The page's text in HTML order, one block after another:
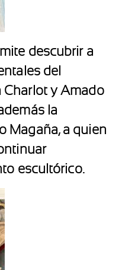
descubrir a
del
CharlotyAmado
la
Magaña, a quien
escultórico.